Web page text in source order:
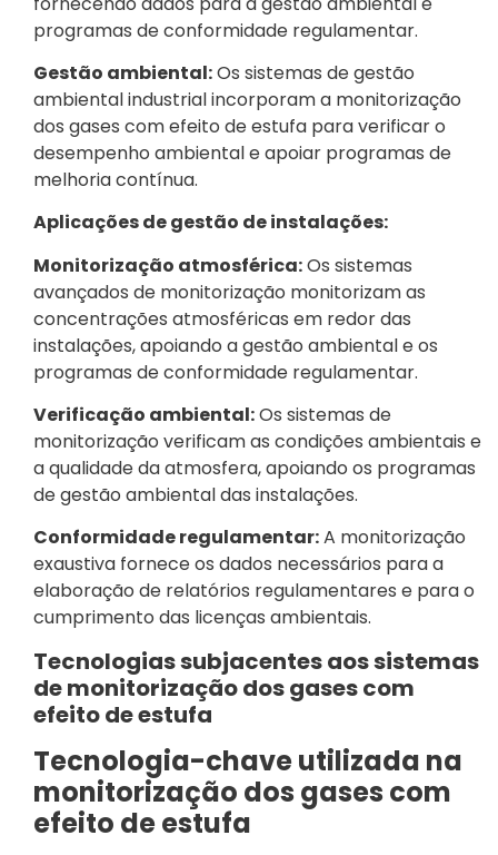
programas de conformidade regulamentar.
Gestão ambiental:Os sistemas de gestão
ambiental industrial incorporam a monitorização
dos gases com efeito de estufa para verificar o
desempenho ambiental e apoiar programas de
melhoria contínua.
Aplicações de gestão de instalações:
Monitorização atmosférica:Os sistemas
avançados de monitorização monitorizam as
concentrações atmosféricas em redor das
instalações, apoiando a gestão ambiental e os
programas de conformidade regulamentar.
Verificação ambiental:Os sistemas de
monitorização verificam as condições ambientais e
a qualidade da atmosfera, apoiando os programas
de gestão ambiental das instalações.
Conformidade regulamentar:A monitorização
exaustiva fornece os dados necessários para a
elaboração de relatórios regulamentares e para o
cumprimento das licenças ambientais.
Tecnologias subjacentes aos sistemas
de monitorização dos gases com
efeito de estufa
Tecnologia-chave utilizada na
monitorização dos gases com
efeito de estufa